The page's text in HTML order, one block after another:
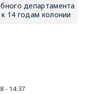
департамента
14 годам колонии
- 14:37